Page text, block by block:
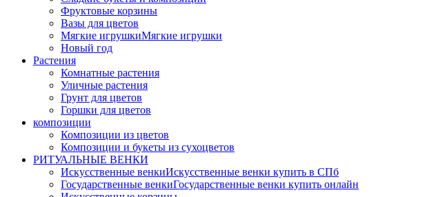
Фруктовые корзины
Вазы для цветов
Мягкие игрушкиМягкие игрушки
Новый год
Растения
Комнатные растения
Уличные растения
Грунт для цветов
Горшки для цветов
композиции
Композиции из цветов
Композиции и букеты из сухоцветов
РИТУАЛЬНЫЕ ВЕНКИ
Искусственные венкиИскусственные венки купить в СПб
Государственные венкиГосударственные венки купить онлайн